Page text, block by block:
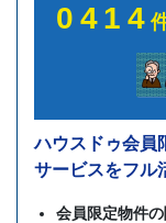
0414
ハウスドゥ会員
サービスをフル
会員限定物件の